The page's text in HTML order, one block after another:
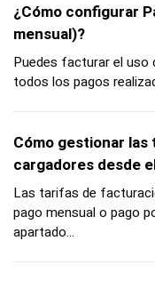
¿Cómo configurar
mensual)?
Puedes facturar el uso
todos los pagos
Cómo gestionar
cargadores desde
Las tarifas de
pago mensual o pago
apartado...